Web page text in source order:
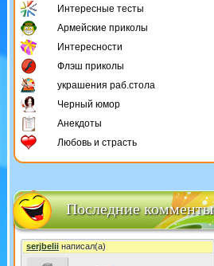
Интересные тесты
Армейские приколы
Интересности
Флэш приколы
украшения раб.стола
Черный юмор
Анекдоты
Любовь и страсть
Последние комменты
serjbeliiнаписал(а)